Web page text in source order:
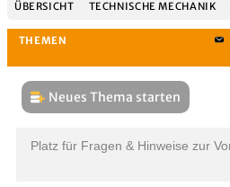
ÜBERSICHT TECHNISCHE MECHANIK
Neues Thema starten
Platz für Fragen & Hinweise zur